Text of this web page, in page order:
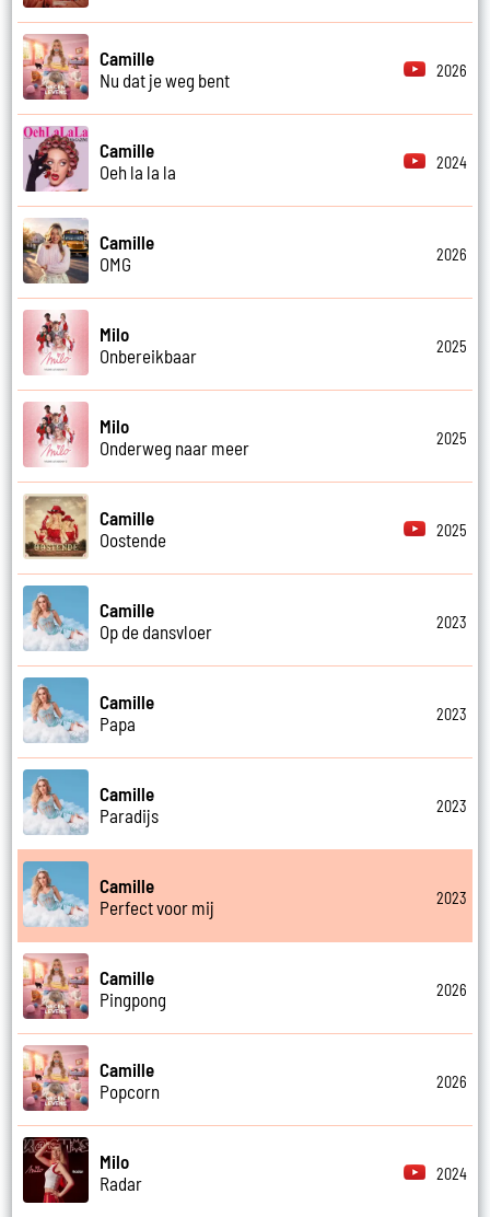
Camille
Nu dat je weg bent
2026
Camille
Oeh la la la
2024
Camille
OMG
2026
Milo
Onbereikbaar
2025
Milo
Onderweg naar meer
2025
Camille
Oostende
2025
Camille
Op de dansvloer
2023
Camille
Papa
2023
Camille
Paradijs
2023
Camille
Perfect voor mij
2023
Camille
Pingpong
2026
Camille
Popcorn
2026
Milo
Radar
2024